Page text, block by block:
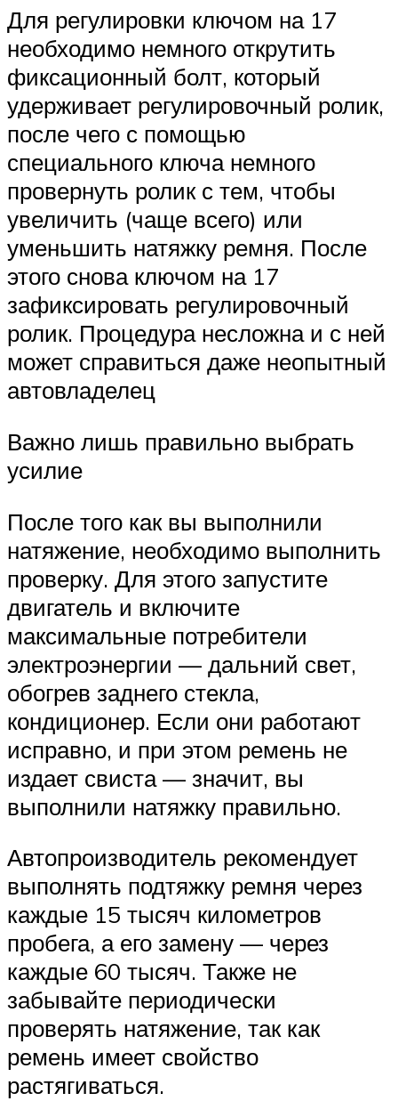
Для регулировки ключом на 17
необходимо немного открутить
фиксационный болт, который
удерживает регулировочный ролик,
после чего с помощью
специального ключа немного
провернуть ролик с тем, чтобы
увеличить (чаще всего) или
уменьшить натяжку ремня. После
этого снова ключом на 17
зафиксировать регулировочный
ролик. Процедура несложна и с ней
может справиться даже неопытный
автовладелец
Важно лишь правильно выбрать
усилие
После того как вы выполнили
натяжение, необходимо выполнить
проверку. Для этого запустите
двигатель и включите
максимальные потребители
электроэнергии — дальний свет,
обогрев заднего стекла,
кондиционер. Если они работают
исправно, и при этом ремень не
издает свиста — значит, вы
выполнили натяжку правильно.
Автопроизводитель рекомендует
выполнять подтяжку ремня через
каждые 15 тысяч километров
пробега, а его замену — через
каждые 60 тысяч. Также не
забывайте периодически
проверять натяжение, так как
ремень имеет свойство
растягиваться.